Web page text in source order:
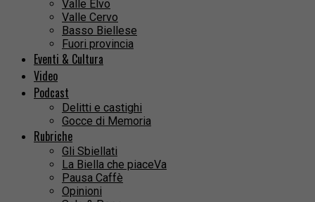
Valle Elvo
Valle Cervo
Basso Biellese
Fuori provincia
Eventi & Cultura
Video
Podcast
Delitti e castighi
Gocce di Memoria
Rubriche
Gli Sbiellati
La Biella che piaceVa
Pausa Caffè
Opinioni